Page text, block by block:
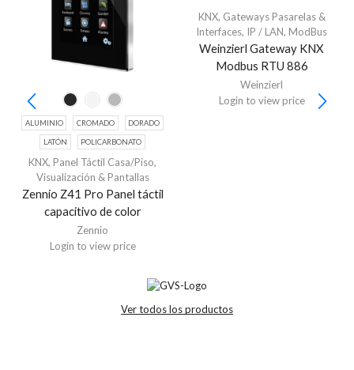
ALUMINIO CROMADO DORADO
LATÓN POLICARBONATO
KNX, Panel Táctil Casa/Piso,
Visualización & Pantallas
Zennio Z41 Pro Panel táctil
capacitivo de color
Zennio
Login to view price
KNX, Gateways Pasarelas &
Interfaces, IP / LAN, ModBus
Weinzierl Gateway KNX
Modbus RTU 886
Weinzierl
Login to view price
Ver todos los productos